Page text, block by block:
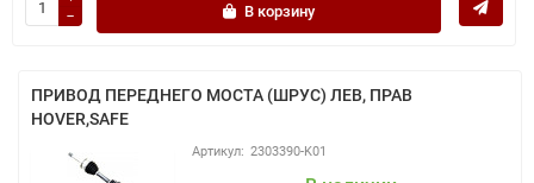
В корзину
ПРИВОД ПЕРЕДНЕГО МОСТА (ШРУС) ЛЕВ, ПРАВ
HOVER,SAFE
2303390-K01